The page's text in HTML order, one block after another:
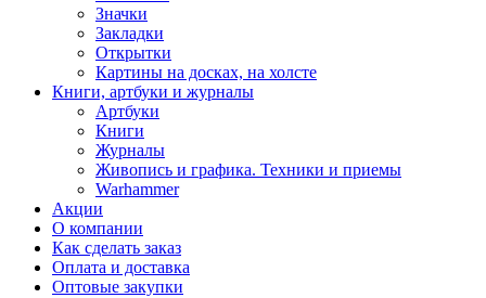
Значки
Закладки
Открытки
Картины на досках, на холсте
Книги, артбуки и журналы
Артбуки
Книги
Журналы
Живопись и графика. Техники и приемы
Warhammer
Акции
О компании
Как сделать заказ
Оплата и доставка
Оптовые закупки